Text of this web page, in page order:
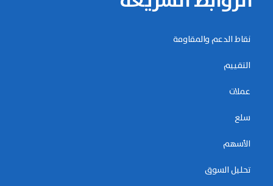
نقاط الدعم والمقاومة
التقييم
عملات
سلع
الأسهم
تحليل السوق